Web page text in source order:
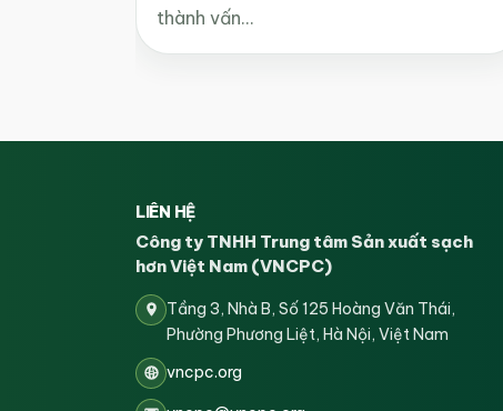
thành vấn…
LIÊN HỆ
Công ty TNHH Trung tâm Sản xuất sạch
hơn Việt Nam (VNCPC)
Tầng 3, Nhà B, Số 125 Hoàng Văn Thái,
Phường Phương Liệt, Hà Nội, Việt Nam
vncpc.org